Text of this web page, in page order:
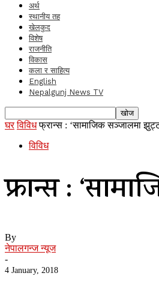
अर्थ
स्थानीय तह
खेलकुद
विशेष
राजनीति
विकास
कला र साहित्य
English
Nepalgunj News TV
घर विविध फ्रान्स : ‘सामाजिक सञ्जालमा
विविध
फ्रान्स :
By
नेपालगन्ज न्यूज
-
4 January, 2018